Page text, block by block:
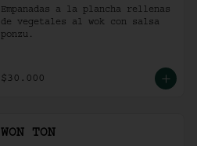
Empanadas a la plancha rellenas
de vegetales al wok con salsa
ponzu.
$30.000
WON TON